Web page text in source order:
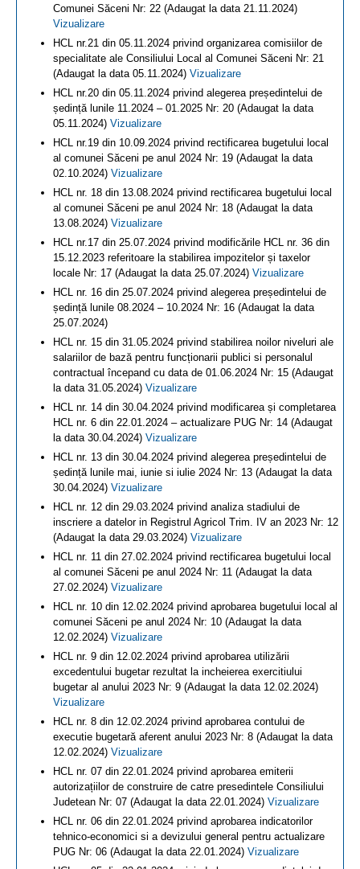
Comunei Săceni Nr: 22 (Adaugat la data 21.11.2024)
Vizualizare
HCL nr.21 din 05.11.2024 privind organizarea comisiilor de
specialitate ale Consiliului Local al Comunei Săceni Nr: 21
(Adaugat la data 05.11.2024) Vizualizare
HCL nr.20 din 05.11.2024 privind alegerea președintelui de
ședință lunile 11.2024 – 01.2025 Nr: 20 (Adaugat la data
05.11.2024) Vizualizare
HCL nr.19 din 10.09.2024 privind rectificarea bugetului local
al comunei Săceni pe anul 2024 Nr: 19 (Adaugat la data
02.10.2024) Vizualizare
HCL nr. 18 din 13.08.2024 privind rectificarea bugetului local
al comunei Săceni pe anul 2024 Nr: 18 (Adaugat la data
13.08.2024) Vizualizare
HCL nr.17 din 25.07.2024 privind modificările HCL nr. 36 din
15.12.2023 referitoare la stabilirea impozitelor și taxelor
locale Nr: 17 (Adaugat la data 25.07.2024) Vizualizare
HCL nr. 16 din 25.07.2024 privind alegerea președintelui de
ședință lunile 08.2024 – 10.2024 Nr: 16 (Adaugat la data
25.07.2024)
HCL nr. 15 din 31.05.2024 privind stabilirea noilor niveluri ale
salariilor de bază pentru funcționarii publici si personalul
contractual începand cu data de 01.06.2024 Nr: 15 (Adaugat
la data 31.05.2024) Vizualizare
HCL nr. 14 din 30.04.2024 privind modificarea și completarea
HCL nr. 6 din 22.01.2024 – actualizare PUG Nr: 14 (Adaugat
la data 30.04.2024) Vizualizare
HCL nr. 13 din 30.04.2024 privind alegerea președintelui de
ședință lunile mai, iunie si iulie 2024 Nr: 13 (Adaugat la data
30.04.2024) Vizualizare
HCL nr. 12 din 29.03.2024 privind analiza stadiului de
inscriere a datelor in Registrul Agricol Trim. IV an 2023 Nr: 12
(Adaugat la data 29.03.2024) Vizualizare
HCL nr. 11 din 27.02.2024 privind rectificarea bugetului local
al comunei Săceni pe anul 2024 Nr: 11 (Adaugat la data
27.02.2024) Vizualizare
HCL nr. 10 din 12.02.2024 privind aprobarea bugetului local al
comunei Săceni pe anul 2024 Nr: 10 (Adaugat la data
12.02.2024) Vizualizare
HCL nr. 9 din 12.02.2024 privind aprobarea utilizării
excedentului bugetar rezultat la incheierea exercitiului
bugetar al anului 2023 Nr: 9 (Adaugat la data 12.02.2024)
Vizualizare
HCL nr. 8 din 12.02.2024 privind aprobarea contului de
executie bugetară aferent anului 2023 Nr: 8 (Adaugat la data
12.02.2024) Vizualizare
HCL nr. 07 din 22.01.2024 privind aprobarea emiterii
autorizațiilor de construire de catre presedintele Consiliului
Judetean Nr: 07 (Adaugat la data 22.01.2024) Vizualizare
HCL nr. 06 din 22.01.2024 privind aprobarea indicatorilor
tehnico-economici si a devizului general pentru actualizare
PUG Nr: 06 (Adaugat la data 22.01.2024) Vizualizare